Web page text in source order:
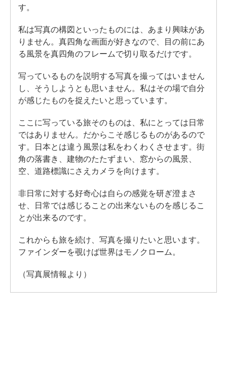
す。
私は写真の構図といったものには、あまり興味があ
りません。真四角な画面が好きなので、目の前にあ
る風景を真四角のフレームで切り取るだけです。
写っているものを説明する写真を撮ってはいません
し、そうしようとも思いません。私はその場で自分
が感じたものを捉えたいと思っています。
ここに写っている旅そのものは、私にとっては日常
ではありません。だからこそ感じるものがあるので
す。日本とは違う風景は私をわくわくさせます。街
角の落書き、建物のたたずまい、窓からの風景、
空、道路標識にさえカメラを向けます。
非日常に対する好奇心は自らの感覚を研ぎ澄まさ
せ、日常では感じることの出来ないものを感じるこ
とが出来るのです。
これからも旅を続け、写真を撮りたいと思います。
ファインダーを覗けば世界はモノクローム。
（写真展情報より）